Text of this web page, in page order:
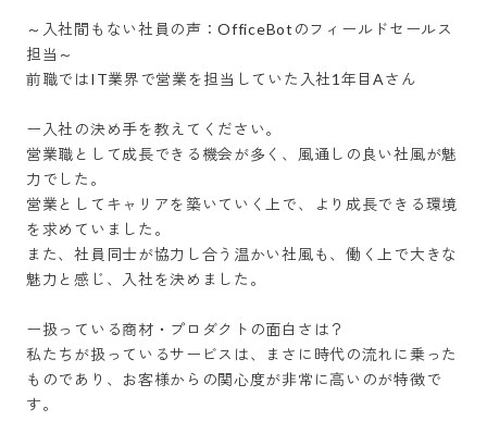
～入社間もない社員の声：OfficeBotのフィールドセールス
担当～
前職ではIT業界で営業を担当していた入社1年目Aさん
ー入社の決め手を教えてください。
営業職として成長できる機会が多く、風通しの良い社風が魅
力でした。
営業としてキャリアを築いていく上で、より成長できる環境
を求めていました。
また、社員同士が協力し合う温かい社風も、働く上で大きな
魅力と感じ、入社を決めました。
ー扱っている商材・プロダクトの面白さは？
私たちが扱っているサービスは、まさに時代の流れに乗った
ものであり、お客様からの関心度が非常に高いのが特徴で
す。